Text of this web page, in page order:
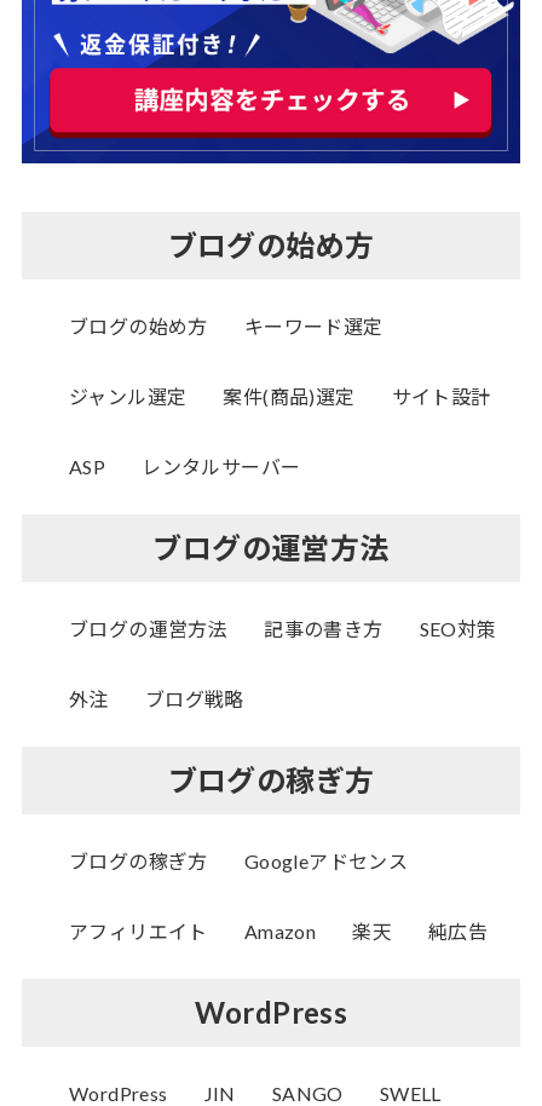
ブログの始め方
ブログの始め方 キーワード選定
ジャンル選定 案件(商品)選定 サイト設計
ASP レンタルサーバー
ブログの運営方法
ブログの運営方法 記事の書き方 SEO対策
外注 ブログ戦略
ブログの稼ぎ方
ブログの稼ぎ方 Googleアドセンス
アフィリエイト Amazon 楽天 純広告
WordPress
WordPress JIN SANGO SWELL